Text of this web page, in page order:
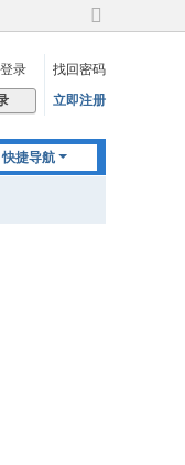
切
到
宽
录
找回密码
立即注册
快捷导航